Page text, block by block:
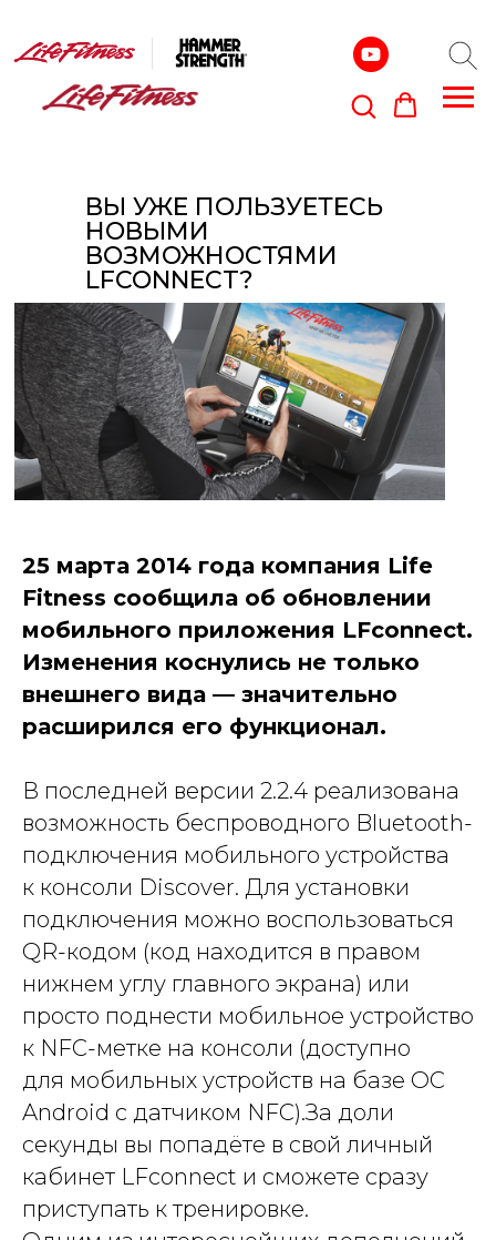
ВЫ УЖЕ ПОЛЬЗУЕТЕСЬ
НОВЫМИ
ВОЗМОЖНОСТЯМИ
LFCONNECT?
25 марта 2014 года компания Life
Fitness сообщила об обновлении
мобильного приложения LFconnect.
Изменения коснулись не только
внешнего вида — значительно
расширился его функционал.
В последней версии 2.2.4 реализована
возможность беспроводного Bluetooth-
подключения мобильного устройства
к консоли Discover. Для установки
подключения можно воспользоваться
QR-кодом (код находится в правом
нижнем углу главного экрана) или
просто поднести мобильное устройство
к NFC-метке на консоли (доступно
для мобильных устройств на базе ОС
Android с датчиком NFC).За доли
секунды вы попадёте в свой личный
кабинет LFconnect и сможете сразу
приступать к тренировке.